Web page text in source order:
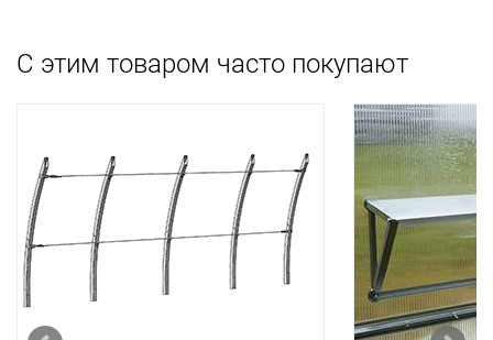
С этим товаром часто покупают